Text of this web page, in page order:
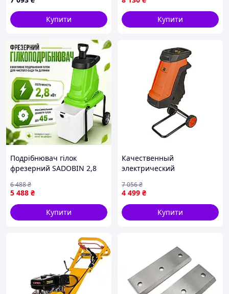
Купити
діаметром до 45 мм
Купити
Подрібнювач гілок
фрезерний SADOBIN 2,8
шредер гілок з
контейнером
5 488 ₴
6 488₴
Купити
Качественный
электрический
ТА-SH2600: 2600 Вт, 5000
об/мин COM11
4 499 ₴
7 056₴
Купити